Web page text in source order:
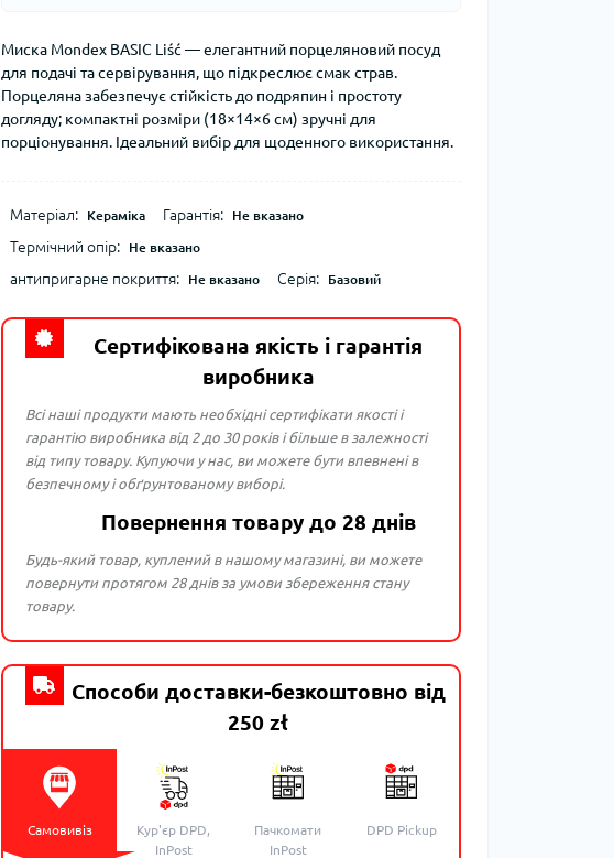
Миска Mondex BASIC Liść — елегантний порцеляновий посуд
для подачі та сервірування, що підкреслює смак страв.
Порцеляна забезпечує стійкість до подряпин і простоту
догляду; компактні розміри (18×14×6 см) зручні для
порціонування. Ідеальний вибір для щоденного використання.
Матеріал: Кераміка Гарантія: Не вказано
Термічний опір: Не вказано
антипригарне покриття: Не вказано Серія: Базовий
Сертифікована якість і гарантія
виробника
Всі наші продукти мають необхідні сертифікати якості і
гарантію виробника від 2 до 30 років і більше в залежності
від типу товару. Купуючи у нас, ви можете бути впевнені в
безпечному і обґрунтованому виборі.
Повернення товару до 28 днів
Будь-який товар, куплений в нашому магазині, ви можете
повернути протягом 28 днів за умови збереження стану
товару.
Способи доставки-безкоштовно від
250 zł
Самовивіз
Кур'єр DPD,
InPost
Пачкомати
InPost
DPD Pickup